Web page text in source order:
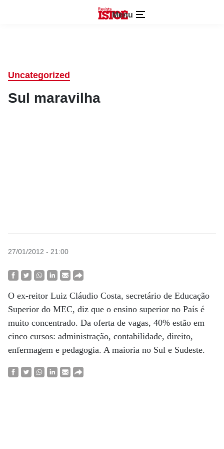
Menu
Uncategorized
Sul maravilha
27/01/2012 - 21:00
O ex-reitor Luiz Cláudio Costa, secretário de Educação
Superior do MEC, diz que o ensino superior no País é
muito concentrado. Da oferta de vagas, 40% estão em
cinco cursos: administração, contabilidade, direito,
enfermagem e pedagogia. A maioria no Sul e Sudeste.